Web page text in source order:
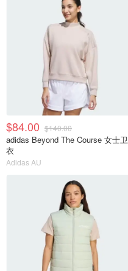
$84.00 $140.00
adidas Beyond The Course 女士卫
衣
Adidas AU